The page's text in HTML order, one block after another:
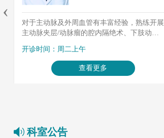
对于主动脉及外周血管有丰富经验，熟练开展
主动脉夹层/动脉瘤的腔内隔绝术、下肢动脉
及取出术、深静脉血栓取栓/溶栓术、下肢静
脉曲张的大隐静脉闭合术等；出血疾病的栓塞
止血治疗；肝癌/肝血管瘤的化疗栓塞术等。
开诊时间：周二上午
查看更多
‹
科室公告